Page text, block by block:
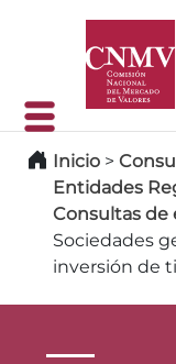
Inicio >
Entidades
Consultas de
Sociedades
inversión de